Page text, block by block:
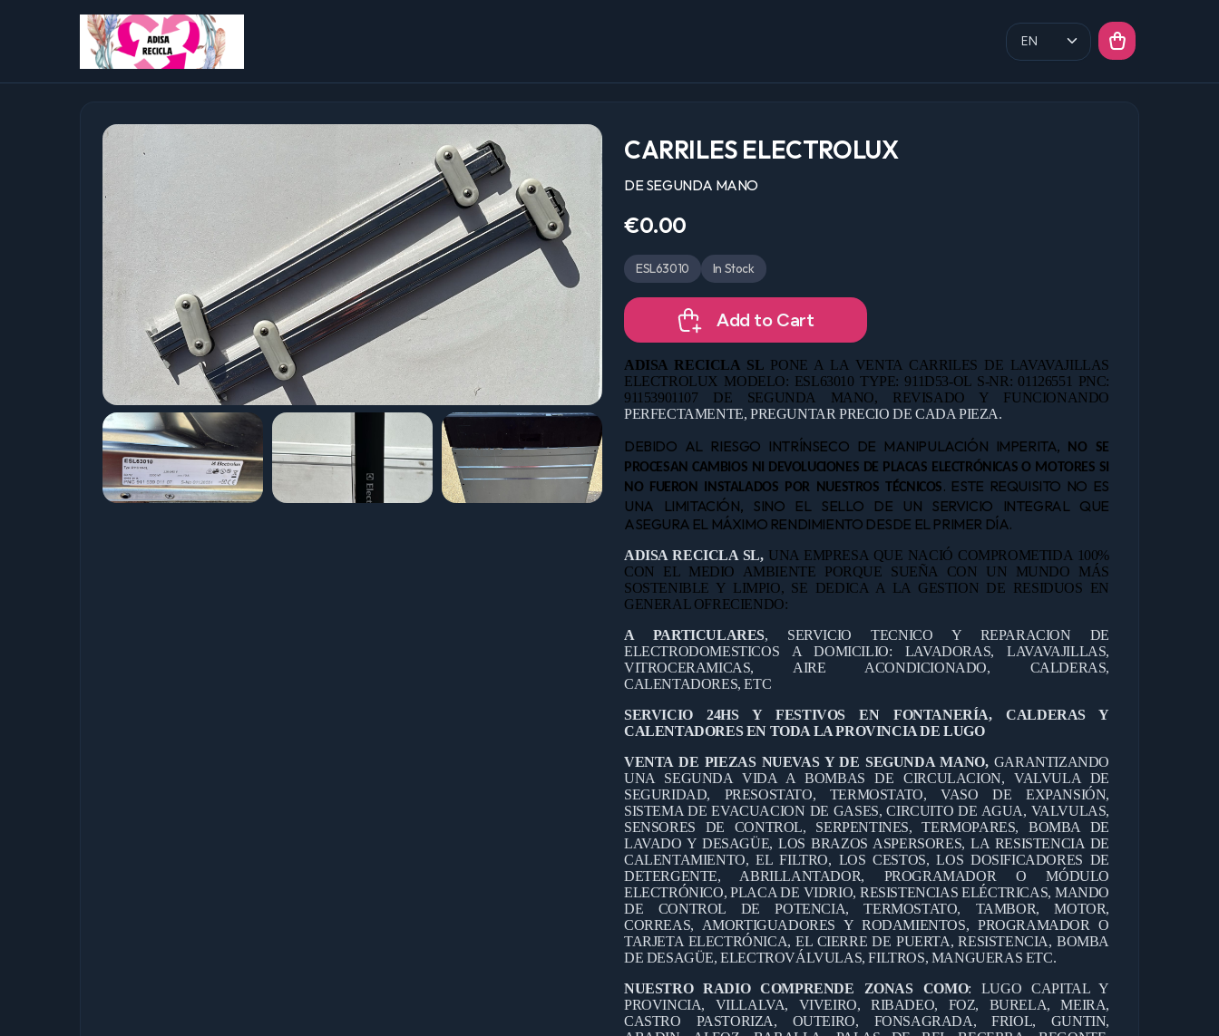
CARRILES ELECTROLUX
DE SEGUNDA MANO
€0.00
ESL63010 In Stock
Add to Cart
ADISA RECICLA SL PONE A LA VENTA CARRILES DE LAVAVAJILLAS
ELECTROLUX MODELO: ESL63010 TYPE: 911D53-OL S-NR: 01126551 PNC:
91153901107 DE SEGUNDA MANO, REVISADO Y FUNCIONANDO
PERFECTAMENTE, PREGUNTAR PRECIO DE CADA PIEZA.
DEBIDO AL RIESGO INTRÍNSECO DE MANIPULACIÓN IMPERITA,
NO SE
PROCESAN CAMBIOS NI DEVOLUCIONES DE PLACAS ELECTRÓNICAS O MOTORES SI
NO FUERON INSTALADOS POR NUESTROS TÉCNICOS. ESTE REQUISITO NO ES
UNA LIMITACIÓN, SINO EL SELLO DE UN SERVICIO INTEGRAL QUE
ASEGURA EL MÁXIMO RENDIMIENTO DESDE EL PRIMER DÍA.
ADISA RECICLA SL, UNA EMPRESA QUE NACIÓ COMPROMETIDA 100%
CON EL MEDIO AMBIENTE PORQUE SUEÑA CON UN MUNDO MÁS
SOSTENIBLE Y LIMPIO, SE DEDICA A LA GESTION DE RESIDUOS EN
GENERAL OFRECIENDO:
A PARTICULARES, SERVICIO TECNICO Y REPARACION DE
ELECTRODOMESTICOS A DOMICILIO: LAVADORAS, LAVAVAJILLAS,
VITROCERAMICAS, AIRE ACONDICIONADO, CALDERAS,
CALENTADORES, ETC
SERVICIO 24HS Y FESTIVOS EN FONTANERÍA, CALDERAS Y
CALENTADORES EN TODA LA PROVINCIA DE LUGO
VENTA DE PIEZAS NUEVAS Y DE SEGUNDA MANO,GARANTIZANDO
UNA SEGUNDA VIDA A BOMBAS DE CIRCULACION, VALVULA DE
SEGURIDAD, PRESOSTATO, TERMOSTATO, VASO DE EXPANSIÓN,
SISTEMA DE EVACUACION DE GASES, CIRCUITO DE AGUA, VALVULAS,
SENSORES DE CONTROL, SERPENTINES, TERMOPARES, BOMBA DE
LAVADO Y DESAGÜE, LOS BRAZOS ASPERSORES, LA RESISTENCIA DE
CALENTAMIENTO, EL FILTRO, LOS CESTOS, LOS DOSIFICADORES DE
DETERGENTE, ABRILLANTADOR, PROGRAMADOR O MÓDULO
ELECTRÓNICO, PLACA DE VIDRIO, RESISTENCIAS ELÉCTRICAS, MANDO
DE CONTROL DE POTENCIA, TERMOSTATO, TAMBOR, MOTOR,
CORREAS, AMORTIGUADORES Y RODAMIENTOS, PROGRAMADOR O
TARJETA ELECTRÓNICA, EL CIERRE DE PUERTA, RESISTENCIA, BOMBA
DE DESAGÜE, ELECTROVÁLVULAS, FILTROS, MANGUERAS ETC.
NUESTRO RADIO COMPRENDE ZONAS COMO: LUGO CAPITAL Y
PROVINCIA, VILLALVA, VIVEIRO, RIBADEO, FOZ, BURELA, MEIRA,
CASTRO PASTORIZA, OUTEIRO, FONSAGRADA, FRIOL, GUNTIN,